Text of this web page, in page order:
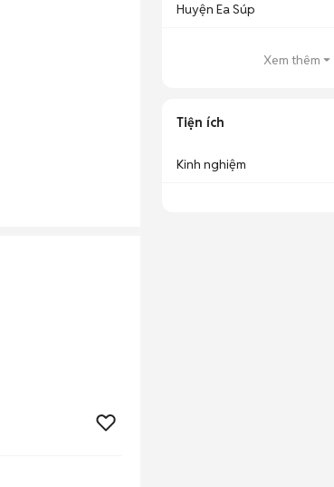
Huyện Ea Súp
Xem thêm
Tiện ích
Kinh nghiệm